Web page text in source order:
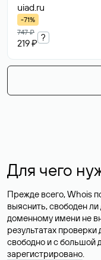
uiad.ru
-71%
747 ₽
219 ₽
?
Для чего
Прежде всего, Whois
выяснить, свободен
доменному имени не
результатах
свободно и с большой
зарегистрировано.